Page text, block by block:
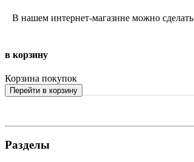
В нашем интернет-магазине можно сделать
в корзину
Корзина покупок
Перейти в корзину
Разделы